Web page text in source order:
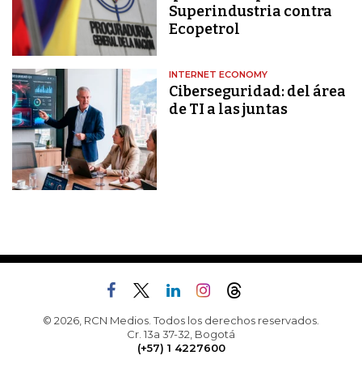
Superindustria contra
Ecopetrol
INTERNET ECONOMY
Ciberseguridad: del área
de TI a las juntas
© 2026, RCN Medios. Todos los derechos reservados.
Cr. 13a 37-32, Bogotá
(+57) 1 4227600